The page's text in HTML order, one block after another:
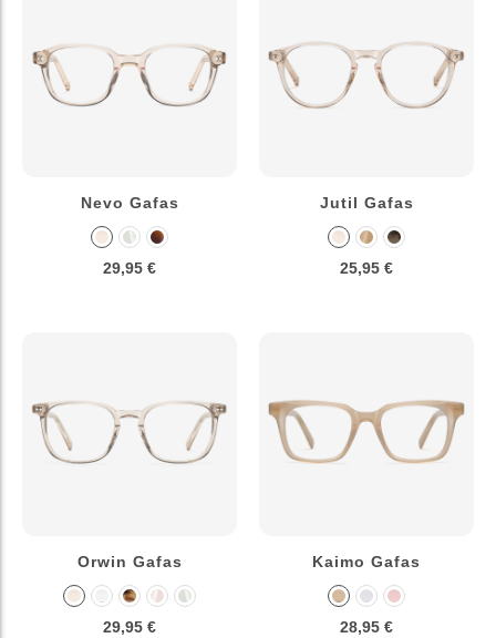
Nevo Gafas
29,95 €
Jutil Gafas
25,95 €
Orwin Gafas
29,95 €
Kaimo Gafas
28,95 €